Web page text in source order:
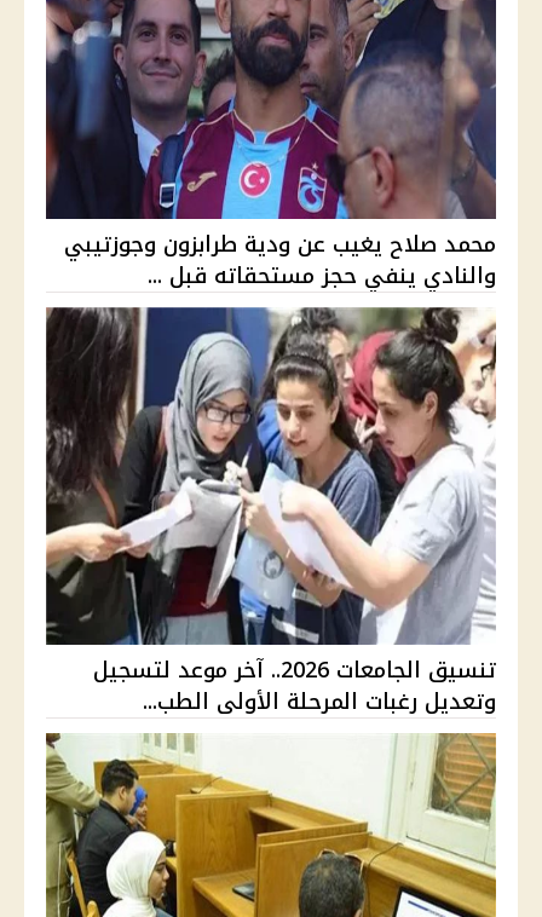
محمد صلاح يغيب عن ودية طرابزون وجوزتيبي
والنادي ينفي حجز مستحقاته قبل ...
تنسيق الجامعات 2026.. آخر موعد لتسجيل
وتعديل رغبات المرحلة الأولى الطب...